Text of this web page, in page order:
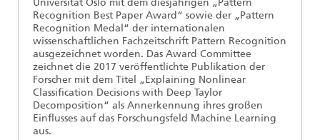
Universität Oslo mit dem diesjährigen „Pattern
Recognition Best Paper Award“ sowie der „Pattern
Recognition Medal“ der internationalen
wissenschaftlichen Fachzeitschrift Pattern Recognition
ausgezeichnet worden. Das Award Committee
zeichnet die 2017 veröffentlichte Publikation der
Forscher mit dem Titel „Explaining Nonlinear
Classification Decisions with Deep Taylor
Decomposition“ als Annerkennung ihres großen
Einflusses auf das Forschungsfeld Machine Learning
aus.